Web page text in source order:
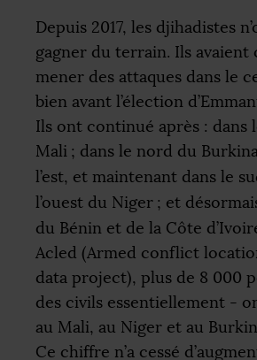
Depuis 2017, les djihadistes
gagner du terrain. Ils avaient
mener des attaques dans le
bien avant l’élection
Ils ont continué après : dans
Mali ; dans le nord du
l’est, et maintenant dans le
l’ouest du Niger ; et
du Bénin et de la Côte
Acled (Armed conflict
data project), plus de 8 000
des civils essentiellement -
au Mali, au Niger et au
Ce chiffre n’a cessé